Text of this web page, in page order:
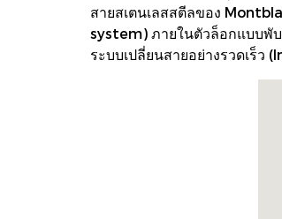
สายสเตนเลสสตีลของ
system) ภายในตัวล็อกแบบพับ
ระบบเปลี่ยนสายอย่างรวดเร็